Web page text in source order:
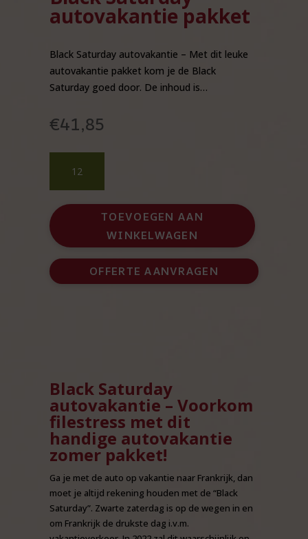
autovakantie pakket
Black Saturday autovakantie – Met dit leuke
autovakantie pakket kom je de Black
Saturday goed door. De inhoud is…
€41,85
Saturday
autovakantie
pakket
aantal
TOEVOEGEN AAN
WINKELWAGEN
OFFERTE AANVRAGEN
Black Saturday
autovakantie – Voorkom
filestress met dit
handige autovakantie
zomer pakket!
Ga je met de auto op vakantie naar Frankrijk, dan
moet je altijd rekening houden met de “Black
Saturday”. Zwarte zaterdag is op de wegen in en
om Frankrijk de drukste dag i.v.m.